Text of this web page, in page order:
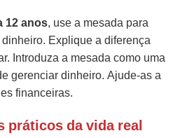
12 anos, use a mesada para
Explique a diferença
Introduza a mesada como uma
gerenciar dinheiro. Ajude-as a
financeiras.
práticos da vida real